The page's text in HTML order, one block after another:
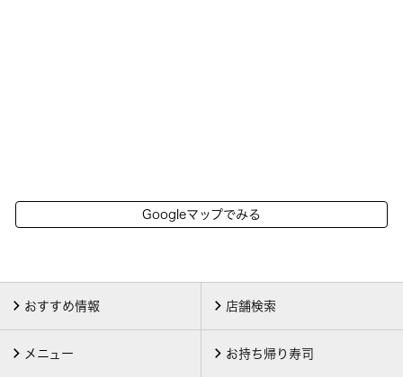
Googleマップでみる
おすすめ情報 店舗検索
メニュー お持ち帰り寿司